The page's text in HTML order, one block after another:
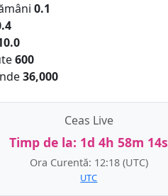
0.1
600
36,000
Ceas Live
Timp de la: 1d 4h 58m 15s
Ora Curentă: 12:18 (UTC)
UTC